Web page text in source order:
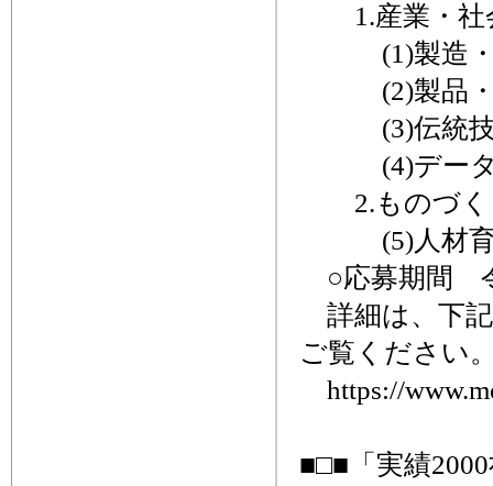
1.産業・社
(1)製造・
(2)製品・
(3)伝統技
(4)データ利
2.ものづく
(5)人材育
○応募期間 令
詳細は、下
ご覧ください
https://
■□■「実績